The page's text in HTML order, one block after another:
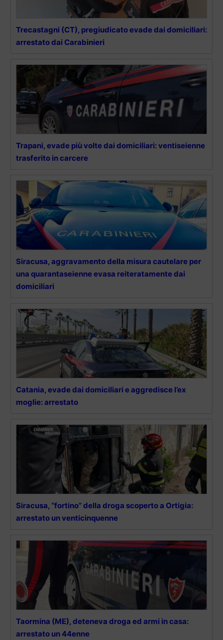
Trecastagni (CT), pregiudicato evade dai domiciliari:
arrestato dai Carabinieri
Trapani, evade più volte dai domiciliari: ventiseienne
trasferito in carcere
Siracusa, aggravamento della misura cautelare per
una quarantaseienne evasa reiteratamente dai
domiciliari
Catania, evade dai domiciliari e aggredisce l’ex
moglie: arrestato
Siracusa, “fortino” della droga scoperto a Ortigia:
arrestato un venticinquenne
Taormina (ME), deteneva droga ed armi in casa:
arrestato un 44enne